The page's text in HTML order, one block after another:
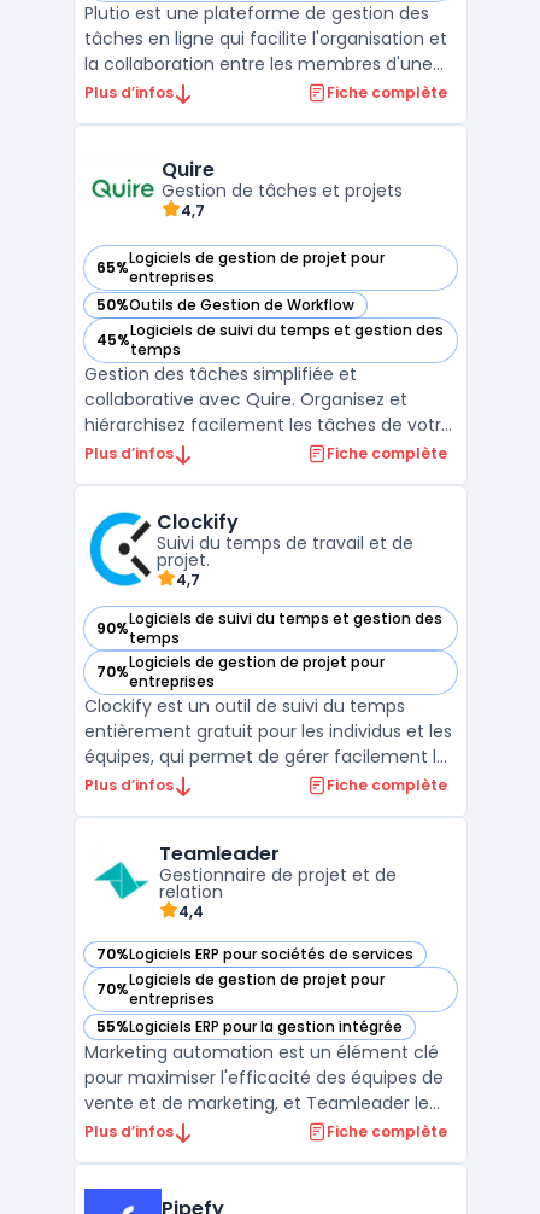
Plutio est une plateforme de gestion des
tâches en ligne qui facilite l'organisation et
la collaboration entre les membres d'une
équipe. Elle comprend des fonctionnalités
calendriers, les fichiers et la messager ...
Plus d’infos Fiche complète
Quire
Gestion de tâches et projets
4,7
65%Logiciels de gestion de projet pour
entreprises
— voir Quire dans cette catégorie
50%Outils de Gestion de Workflow
— voir Quire dans cette catégorie
45%Logiciels de suivi du temps et gestion des
temps
— voir Quire dans cette catégorie
Gestion des tâches simplifiée et
collaborative avec Quire. Organisez et
hiérarchisez facilement les tâches de votre
projet entre plusieurs équipes en temps
personnalisation étendues pour mieux
coordonner votre tra ...
Plus d’infos Fiche complète
Clockify
Suivi du temps de travail et de
projet.
4,7
90%Logiciels de suivi du temps et gestion des
temps
— voir Clockify dans cette catégorie
70%Logiciels de gestion de projet pour
entreprises
— voir Clockify dans cette catégorie
Clockify est un outil de suivi du temps
entièrement gratuit pour les individus et les
équipes, qui permet de gérer facilement les
heures de travail et de générer des
temps en temps réel, la possibilité de créer
...
Plus d’infos Fiche complète
Teamleader
Gestionnaire de projet et de
relation
4,4
70%Logiciels ERP pour sociétés de services
— voir Teamleader dans cette catégorie
70%Logiciels de gestion de projet pour
entreprises
— voir Teamleader dans cette catégorie
55%Logiciels ERP pour la gestion intégrée
— voir Teamleader dans cette catégorie
Marketing automation est un élément clé
pour maximiser l'efficacité des équipes de
vente et de marketing, et Teamleader le
facilite grandement. Avec cet outil en ligne,
gérer vos projets, automatiser vos tâches
Plus d’infos Fiche complète